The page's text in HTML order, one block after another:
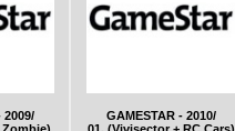
2009/
GAMESTAR - 2010/